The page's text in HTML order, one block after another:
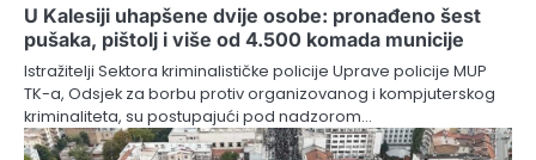
U Kalesiji uhapšene dvije osobe: pronađeno šest
pušaka, pištolj i više od 4.500 komada municije
Istražitelji Sektora kriminalističke policije Uprave policije MUP
TK-a, Odsjek za borbu protiv organizovanog i kompjuterskog
kriminaliteta, su postupajući pod nadzorom…